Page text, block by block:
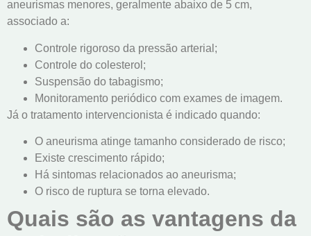
aneurismas menores, geralmente abaixo de 5 cm,
associado a:
Controle rigoroso da pressão arterial;
Controle do colesterol;
Suspensão do tabagismo;
Monitoramento periódico com exames de imagem.
Já o tratamento intervencionista é indicado quando:
O aneurisma atinge tamanho considerado de risco;
Existe crescimento rápido;
Há sintomas relacionados ao aneurisma;
O risco de ruptura se torna elevado.
Quais são as vantagens da